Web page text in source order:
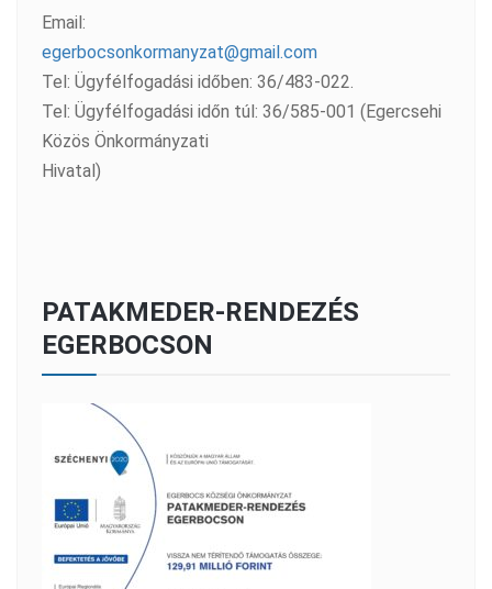
Email:
egerbocsonkormanyzat@gmail.com
Tel: Ügyfélfogadási időben: 36/483-022.
Tel: Ügyfélfogadási időn túl: 36/585-001 (Egercsehi
Közös Önkormányzati
Hivatal)
PATAKMEDER-RENDEZÉS
EGERBOCSON